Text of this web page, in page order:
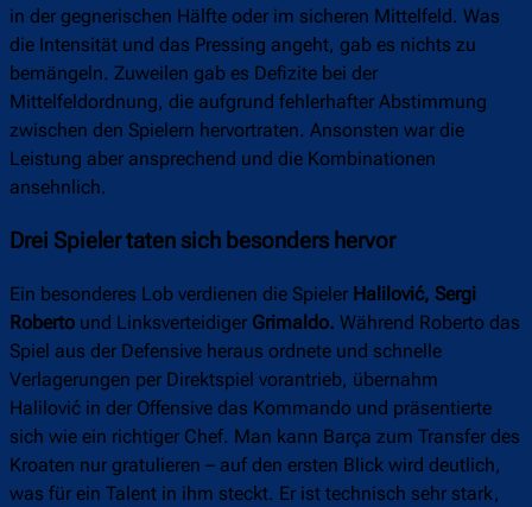
in der gegnerischen Hälfte oder im sicheren Mittelfeld. Was
die Intensität und das Pressing angeht, gab es nichts zu
bemängeln. Zuweilen gab es Defizite bei der
Mittelfeldordnung, die aufgrund fehlerhafter Abstimmung
zwischen den Spielern hervortraten. Ansonsten war die
Leistung aber ansprechend und die Kombinationen
ansehnlich.
Drei Spieler taten sich besonders hervor
Ein besonderes Lob verdienen die Spieler Halilović, Sergi
Roberto und Linksverteidiger Grimaldo. Während Roberto das
Spiel aus der Defensive heraus ordnete und schnelle
Verlagerungen per Direktspiel vorantrieb, übernahm
Halilović in der Offensive das Kommando und präsentierte
sich wie ein richtiger Chef. Man kann Barça zum Transfer des
Kroaten nur gratulieren – auf den ersten Blick wird deutlich,
was für ein Talent in ihm steckt. Er ist technisch sehr stark,